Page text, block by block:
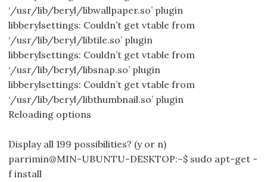
‘/usr/lib/beryl/libwallpaper.so’ plugin
libberylsettings: Couldn’t get vtable from
‘/usr/lib/beryl/libtile.so’ plugin
libberylsettings: Couldn’t get vtable from
‘/usr/lib/beryl/libsnap.so’ plugin
libberylsettings: Couldn’t get vtable from
‘/usr/lib/beryl/libthumbnail.so’ plugin
Reloading options
Display all 199 possibilities? (y or n)
parrimin@MIN-UBUNTU-DESKTOP:~$ sudo apt-get -
f install